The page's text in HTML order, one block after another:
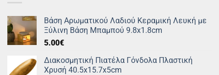
Βάση Αρωματικού Λαδιού Κεραμική Λευκή με
Ξύλινη Βάση Μπαμπού 9.8x1.8cm
5.00€
Διακοσμητική Πιατέλα Γόνδολα Πλαστική
Χρυσή 40.5x15.7x5cm